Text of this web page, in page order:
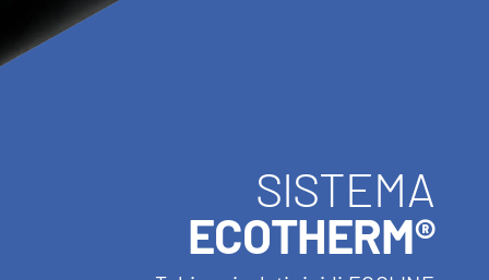
SISTEMA
ECOTHERM®